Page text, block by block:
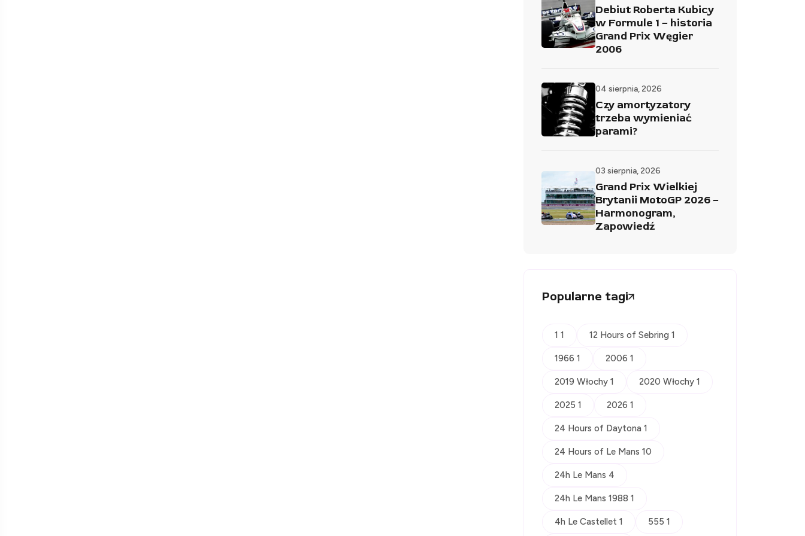
Debiut Roberta Kubicy
w Formule 1 – historia
Grand Prix Węgier
2006
04 sierpnia, 2026
Czy amortyzatory
trzeba wymieniać
parami?
03 sierpnia, 2026
Grand Prix Wielkiej
Brytanii MotoGP 2026 –
Harmonogram,
Zapowiedź
Popularne tagi
1 1 12 Hours of Sebring 1
1966 1 2006 1
2019 Włochy 1 2020 Włochy 1
2025 1 2026 1
24 Hours of Daytona 1
24 Hours of Le Mans 10
24h Le Mans 4
24h Le Mans 1988 1
4h Le Castellet 1 555 1